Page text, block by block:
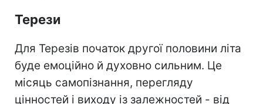
Терези
Для Терезів початок другої половини літа
буде емоційно й духовно сильним. Це
місяць самопізнання, перегляду
цінностей і виходу із залежностей - від